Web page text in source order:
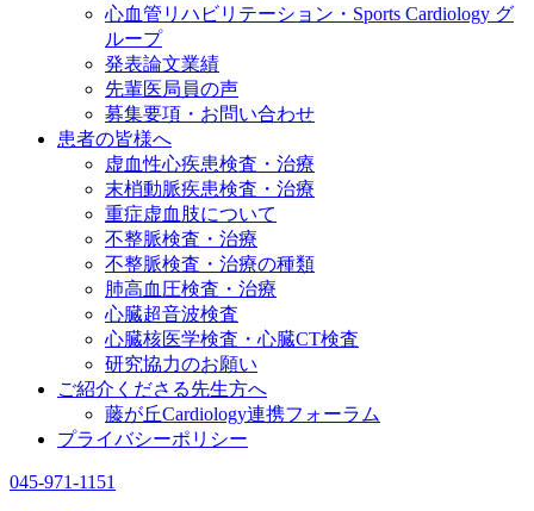
心血管リハビリテーション・Sports Cardiology グ
ループ
発表論文業績
先輩医局員の声
募集要項・お問い合わせ
患者の皆様へ
虚血性心疾患検査・治療
末梢動脈疾患検査・治療
重症虚血肢について
不整脈検査・治療
不整脈検査・治療の種類
肺高血圧検査・治療
心臓超音波検査
心臓核医学検査・心臓CT検査
研究協力のお願い
ご紹介くださる先生方へ
藤が丘Cardiology連携フォーラム
プライバシーポリシー
045-971-1151